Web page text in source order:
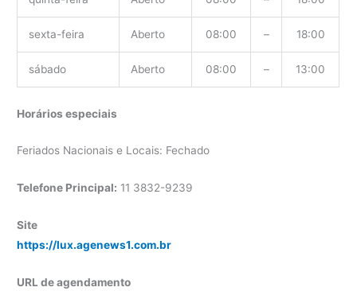
sexta-feira Aberto 08:00 – 18:00
sábado Aberto 08:00 – 13:00
Horários especiais
Feriados Nacionais e Locais: Fechado
Telefone Principal: 11 3832-9239
Site
https://lux.agenews1.com.br
URL de agendamento